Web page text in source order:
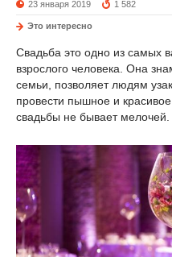
23 января 2019 1 582
Это интересно
Свадьба это одно из самых
взрослого человека. Она
семьи, позволяет людям
провести пышное и
свадьбы не бывает мелочей.